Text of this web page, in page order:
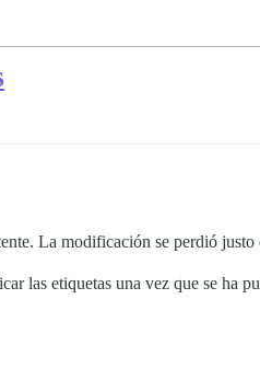
La modificación se perdió
las etiquetas una vez que se ha